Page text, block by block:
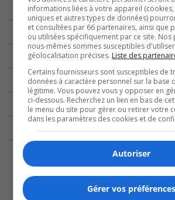
informations liées à votre appareil
uniques et autres types de données)
et consultées par 66 partenaires, ainsi que
ou utilisées spécifiquement par ce site. Nos
nous-mêmes sommes susceptibles
géolocalisation précises. Liste des
Certains fournisseurs sont susceptibles de
données à caractère personnel sur la base
légitime. Vous pouvez vous y opposer en
ci-dessous. Recherchez un lien en bas de
le menu du site pour gérer ou retirer votre
dans les paramètres des cookies et de
Autoriser
Gérer vos préférences